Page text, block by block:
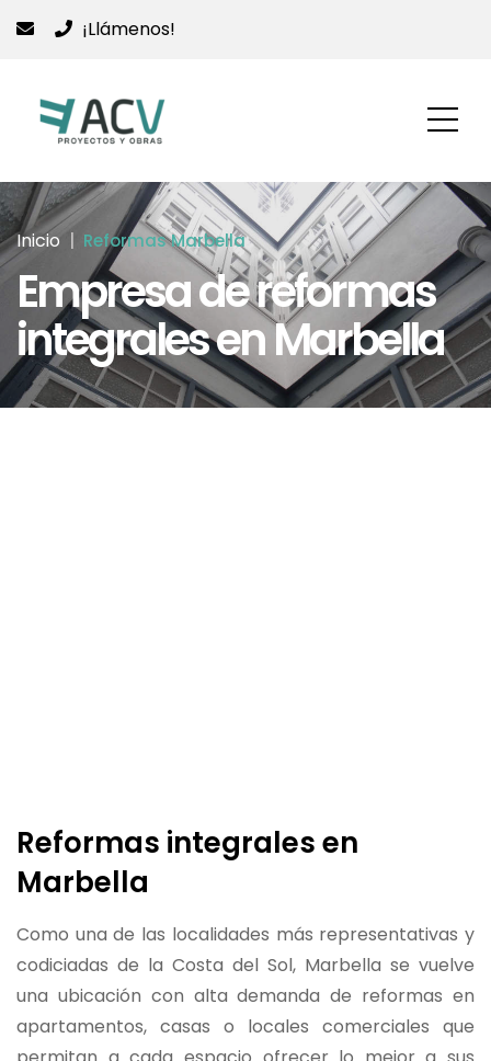
¡Llámenos!
Inicio Reformas Marbella
Empresa de reformas
integrales en Marbella
Reformas integrales en
Marbella
Como una de las localidades más representativas y
codiciadas de la Costa del Sol, Marbella se vuelve
una ubicación con alta demanda de reformas en
apartamentos, casas o locales comerciales que